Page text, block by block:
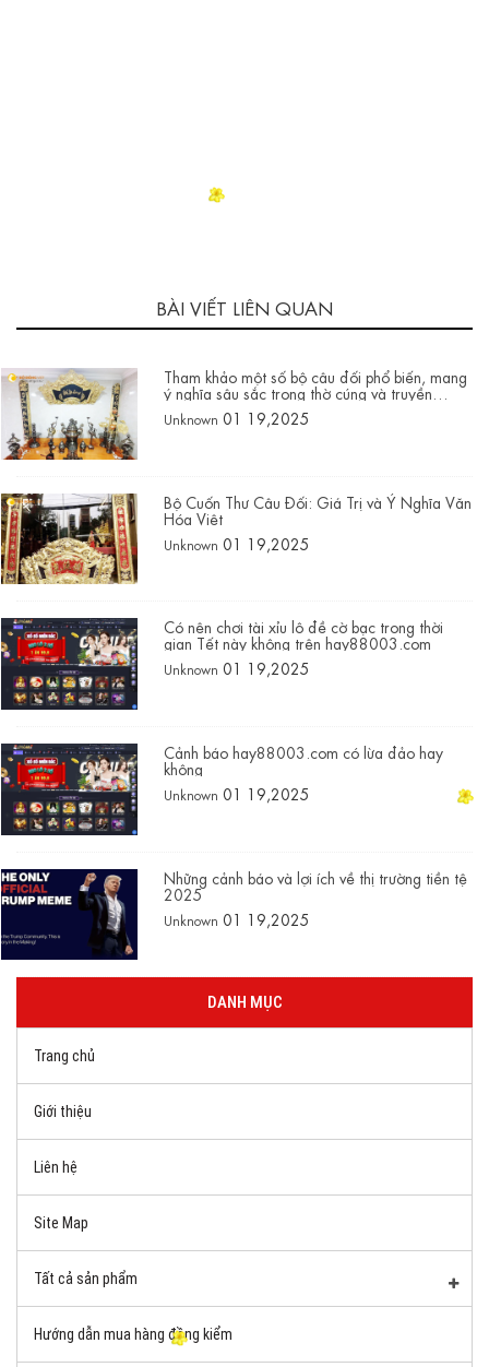
BÀI VIẾT LIÊN QUAN
Tham khảo một số bộ câu đối phổ biến, mang
ý nghĩa sâu sắc trong thờ cúng và truyền
thống văn hóa Việt Nam
Unknown 01 19,2025
Bộ Cuốn Thư Câu Đối: Giá Trị và Ý Nghĩa Văn
Hóa Việt
Unknown 01 19,2025
Có nên chơi tài xỉu lô đề cờ bạc trong thời
gian Tết này không trên hay88003.com
Unknown 01 19,2025
Cảnh báo hay88003.com có lừa đảo hay
không
Unknown 01 19,2025
Những cảnh báo và lợi ích về thị trường tiền tệ
2025
Unknown 01 19,2025
DANH MỤC
Trang chủ
Giới thiệu
Liên hệ
Site Map
Tất cả sản phẩm
Hướng dẫn mua hàng đồng kiểm